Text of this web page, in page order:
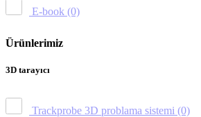
E-book (0)
Ürünlerimiz
3D tarayıcı
Trackprobe 3D problama sistemi (0)